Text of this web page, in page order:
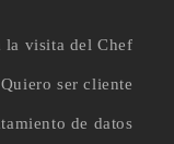
la visita del Chef
Quiero ser cliente
de datos